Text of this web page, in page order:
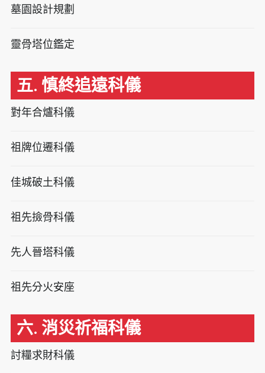
墓園設計規劃
靈骨塔位鑑定
五. 慎終追遠科儀
對年合爐科儀
祖牌位遷科儀
佳城破土科儀
祖先撿骨科儀
先人晉塔科儀
祖先分火安座
六. 消災祈福科儀
討糧求財科儀